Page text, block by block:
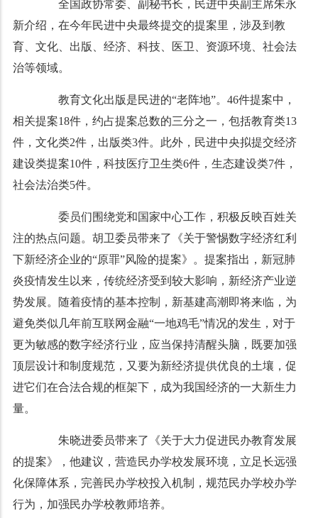
全国政协常委、副秘书长，民进中央副主席朱永
新介绍，在今年民进中央最终提交的提案里，涉及到教
育、文化、出版、经济、科技、医卫、资源环境、社会法
治等领域。
教育文化出版是民进的“老阵地”。46件提案中，
相关提案18件，约占提案总数的三分之一，包括教育类13
件，文化类2件，出版类3件。此外，民进中央拟提交经济
建设类提案10件，科技医疗卫生类6件，生态建设类7件，
社会法治类5件。
委员们围绕党和国家中心工作，积极反映百姓关
注的热点问题。胡卫委员带来了《关于警惕数字经济红利
下新经济企业的“原罪”风险的提案》。提案指出，新冠肺
炎疫情发生以来，传统经济受到较大影响，新经济产业逆
势发展。随着疫情的基本控制，新基建高潮即将来临，为
避免类似几年前互联网金融“一地鸡毛”情况的发生，对于
更为敏感的数字经济行业，应当保持清醒头脑，既要加强
顶层设计和制度规范，又要为新经济提供优良的土壤，促
进它们在合法合规的框架下，成为我国经济的一大新生力
量。
朱晓进委员带来了《关于大力促进民办教育发展
的提案》，他建议，营造民办学校发展环境，立足长远强
化保障体系，完善民办学校投入机制，规范民办学校办学
行为，加强民办学校教师培养。